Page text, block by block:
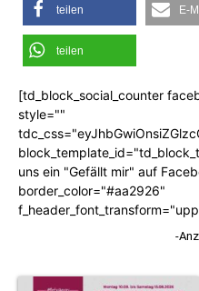
teilen E-
teilen
[td_block_social_counter
style=""
uns ein "Gefällt mir" auf
border_color="#aa2926"
-